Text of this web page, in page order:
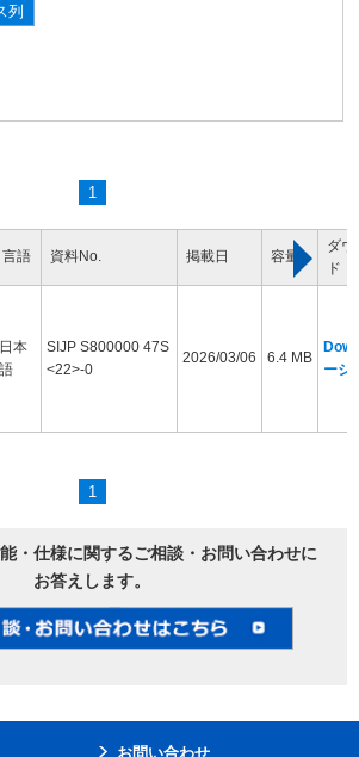
列
1
言語 資料No. 掲載日 容量
ダウ
ド
日本
語
SIJP S800000 47S
<22>-0
2026/03/06 6.4 MB
ージ
1
・仕様に関するご相談・お問い合わせに
お答えします。
お問い合わせ